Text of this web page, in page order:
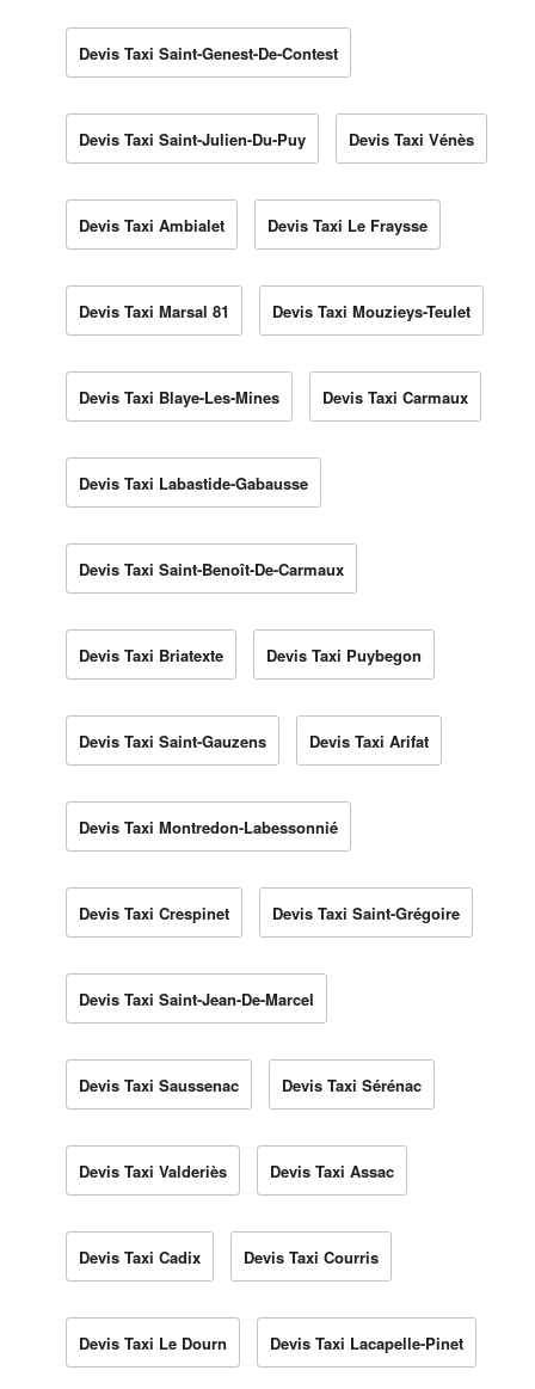
Devis Taxi Saint-Genest-De-Contest
Devis Taxi Saint-Julien-Du-Puy Devis Taxi Vénès
Devis Taxi Ambialet Devis Taxi Le Fraysse
Devis Taxi Marsal 81 Devis Taxi Mouzieys-Teulet
Devis Taxi Blaye-Les-Mines Devis Taxi Carmaux
Devis Taxi Labastide-Gabausse
Devis Taxi Saint-Benoît-De-Carmaux
Devis Taxi Briatexte Devis Taxi Puybegon
Devis Taxi Saint-Gauzens Devis Taxi Arifat
Devis Taxi Montredon-Labessonnié
Devis Taxi Crespinet Devis Taxi Saint-Grégoire
Devis Taxi Saint-Jean-De-Marcel
Devis Taxi Saussenac Devis Taxi Sérénac
Devis Taxi Valderiès Devis Taxi Assac
Devis Taxi Cadix Devis Taxi Courris
Devis Taxi Le Dourn Devis Taxi Lacapelle-Pinet